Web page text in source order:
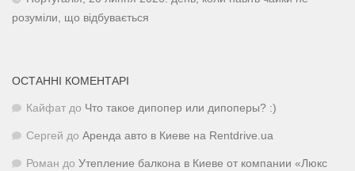
розуміли, що відбувається
ОСТАННІ КОМЕНТАРІ
Кайфат до Что такое дипопер или дипоперы? :)
Сергей до Аренда авто в Киеве на Rentdrive.ua
Роман до Утепление балкона в Киеве от компании «Люкс